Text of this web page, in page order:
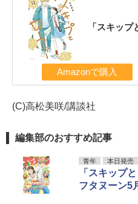
「スキッ
Amazonで購入
(C)高松美咲/講談社
編集部のおすすめ記事
青年 本日発売
「スキップ
フタヌーン5